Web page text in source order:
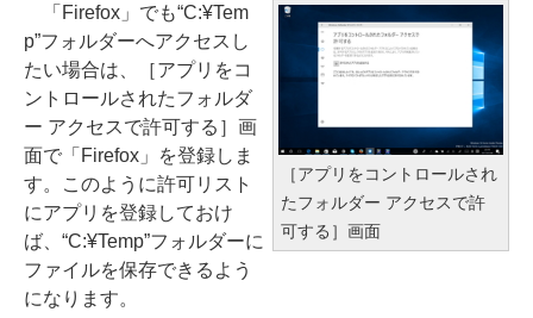
［アプリをコントロールされ
たフォルダー アクセスで許
可する］画面
「Firefox」でも“C:¥Tem
p”フォルダーへアクセスし
たい場合は、［アプリをコ
ントロールされたフォルダ
ー アクセスで許可する］画
面で「Firefox」を登録しま
す。このように許可リスト
にアプリを登録しておけ
ば、“C:¥Temp”フォルダーに
ファイルを保存できるよう
になります。